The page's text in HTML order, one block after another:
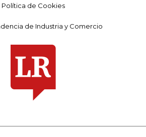
Política de Cookies
de Industria y Comercio